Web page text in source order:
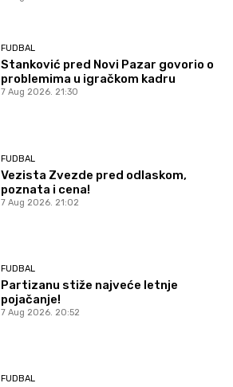
FUDBAL
Stanković pred Novi Pazar govorio o
problemima u igračkom kadru
7 Aug 2026. 21:30
FUDBAL
Vezista Zvezde pred odlaskom,
poznata i cena!
7 Aug 2026. 21:02
FUDBAL
Partizanu stiže najveće letnje
pojačanje!
7 Aug 2026. 20:52
FUDBAL